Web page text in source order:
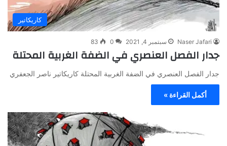
كاريكاتير
Naser Jafari سبتمبر 4, 2021 0
83
جدار الفصل العنصري في الضفة الغربية المحتلة
جدار الفصل العنصري في الضفة الغربية المحتلة كاريكاتير ناصر الجعفري
أكمل القراءة »